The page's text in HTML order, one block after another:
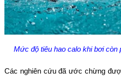
Mức độ tiêu hao calo khi bơi còn
Các nghiên cứu đã ước chừng